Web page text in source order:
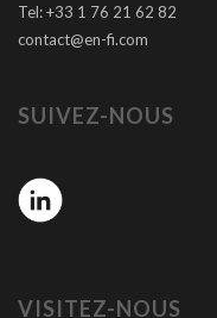
Tel: +33 1 76 21 62 82
contact@en-fi.com
SUIVEZ-NOUS
VISITEZ-NOUS